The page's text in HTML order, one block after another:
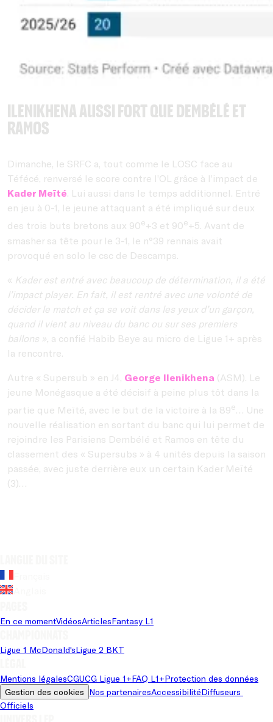
Ilenikhena aussi fort que Dembélé et
Ramos
Dimanche, le SRFC a, tout comme le LOSC face au
Téfécé, renversé le score contre l’OL grâce à l’impact de
Kader Meïté. Lui aussi dans le temps additionnel. Entré
en jeu à 0-1, le jeune attaquant a été impliqué sur deux
des trois buts bretons aux 90e+3 et 90e+5. Avant de
smasher sa tête pour le 3-1, le n°39 rennais avait
provoqué en solo le csc de Descamps.
« Kader est entré avec beaucoup de détermination, il a été
l’impact player. En fait, il est rentré avec une volonté de
décider le match et ça se voit dans les yeux d’un garçon,
quand il vient au niveau du banc ou sur ses premiers
ballons », a confié Habib Beye au micro de Ligue 1+ après
la rencontre.
Autre « Supersub » en J4, George Ilenikhena (ASM). Le
jeune Monégasque a été décisif à peine plus tôt dans la
partie que Meïté, avec le but de la victoire à la 89e… Une
nouvelle réalisation en sortant du banc qui lui permet de
rejoindre les Parisiens Dembélé et Ramos en tête du
classement des « Supersubs » à 4 unités depuis la saison
passée, avec juste derrière eux un certain Kader Meïté
(3)…
En ce momentVidéosArticlesFantasy L1
Ligue 1 McDonald'sLigue 2 BKT
Mentions légalesCGUCG Ligue 1+FAQ L1+Protection des données
Gestion des cookies Nos partenairesAccessibilitéDiffuseurs
Officiels